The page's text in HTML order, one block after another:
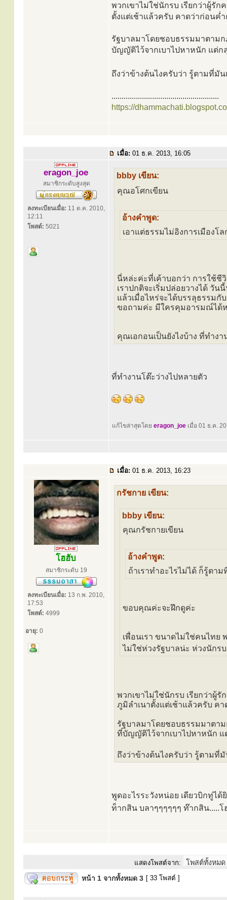
พวกเขาไม่ใช่นักรบ เรียกว่าผู้รัก
ตั้งแต่เช้าแล้วครับ คาดว่าก่อนค่
รัฐบาลมาโดยชอบธรรมมาตาม
บัญญัติไว้จากเบาไปหาหนัก แต่ก
ถึงว่าข้างต้นไงครับว่า รู้ตามที่มั
.....................................................
https://
เมื่อ: 01 ธ.ค. 2013, 16:05
eragon_joe
สมาชิกระดับสูงสุด
ลงทะเบียนเมื่อ: 11 ต.ค. 2010,
12:11
โพสต์: 5021
bbby เขียน:
คุณอโศกเขียน
อ้างคำพูด:
เอาแต่ธรรมไม่อิงการเมืองโ
นี่หล่ะค่ะที่เค้าบอกว่า การใช้ชี
เราปกติจะเริ่มปล่อยวางได้ วัน
แล้วเมื่อไหร่จะได้บรรลุธรรมกับ
ขอถามค่ะ มีใครคุมอารมณ์ได้
คุณเอกอนเป็นยังไงบ้าง ที่ทำง
ที่ทำงานโต๊ะว่างไปหลายตัว
แก้ไขล่าสุดโดย eragon_joe เมื่อ 01 ธ.ค.
เมื่อ: 01 ธ.ค. 2013, 16:23
โฮฮับ
สมาชิกระดับ 19
ลงทะเบียนเมื่อ: 13 ก.พ. 2010,
17:53
โพสต์: 4999
อายุ: 0
กรัชกาย เขียน:
bbby เขียน:
คุณกรัชกายเขียน
อ้างคำพูด:
ถ้าเราทำอะไรไม่ได้ ก็รู้ตา
ขอบคุณค่ะจะฝึกดูค่ะ
เพื่อนเรา ขนาดไม่ใช่คนไทย
ไม่ใช่ห่วงรัฐบาลน่ะ ห่วงนักร
พวกเขาไม่ใช่นักรบ เรียกว่าผู้รั
ภูมิลำเนาตั้งแต่เช้าแล้วครับ ค
รัฐบาลมาโดยชอบธรรมมาตา
ที่บัญญัติไว้จากเบาไปหาหนัก แ
ถึงว่าข้างต้นไงครับว่า รู้ตามที่
พูดอะไรระวังหน่อย เดียวบิกทู่ได้
ท็ากสิน บลาๆๆๆๆๆๆ ท๊ากสิน.....
แสดงโพสต์จาก:
หน้า 1 จากทั้งหมด 3 [ 33 โพสต์ ]